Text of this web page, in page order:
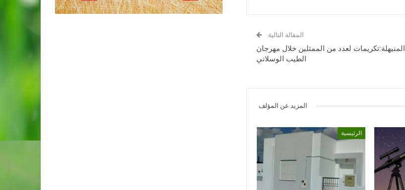
المقالة التالية
المنيهلة:تكريمات لعدد من الممثلين خلال مهرجان
الطيب الوسلاتي
المزيد عن المؤلف
الرئيسية